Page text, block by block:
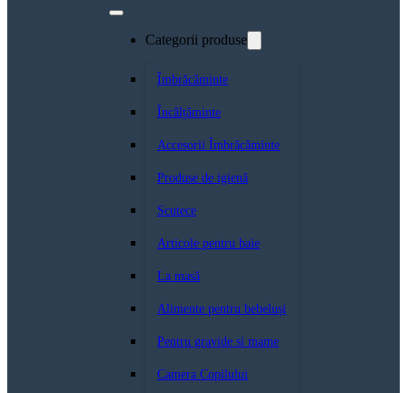
Categorii produse
Îmbrăcăminte
Încălțăminte
Accesorii Îmbrăcăminte
Produse de igienă
Scutece
Articole pentru baie
La masă
Alimente pentru bebeluși
Pentru gravide si mame
Camera Copilului